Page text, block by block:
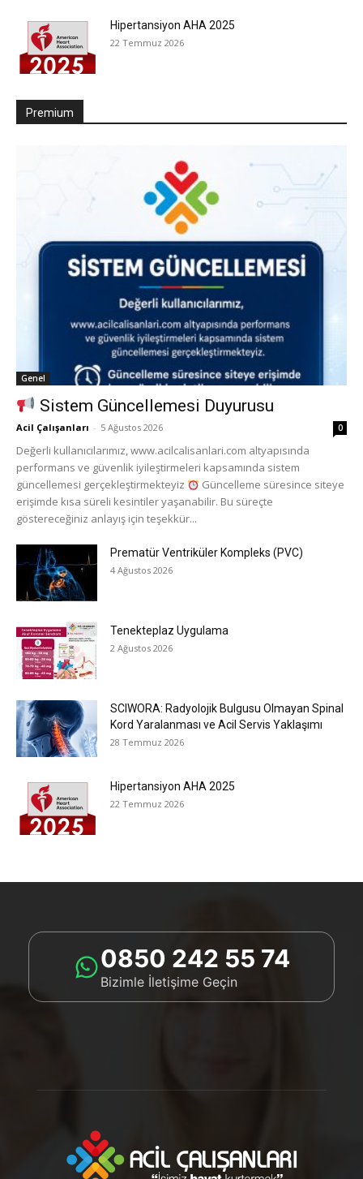
Hipertansiyon AHA 2025
22 Temmuz 2026
Premium
Genel
Sistem Güncellemesi Duyurusu
Acil Çalışanları - 5 Ağustos 2026 0
Değerli kullanıcılarımız, www.acilcalisanlari.com altyapısında
performans ve güvenlik iyileştirmeleri kapsamında sistem
güncellemesi gerçekleştirmekteyiz
Güncelleme süresince siteye
erişimde kısa süreli kesintiler yaşanabilir. Bu süreçte
göstereceğiniz anlayış için teşekkür...
Prematür Ventriküler Kompleks (PVC)
4 Ağustos 2026
Tenekteplaz Uygulama
2 Ağustos 2026
SCIWORA: Radyolojik Bulgusu Olmayan Spinal
Kord Yaralanması ve Acil Servis Yaklaşımı
28 Temmuz 2026
Hipertansiyon AHA 2025
22 Temmuz 2026
0850 242 55 74
Bizimle İletişime Geçin